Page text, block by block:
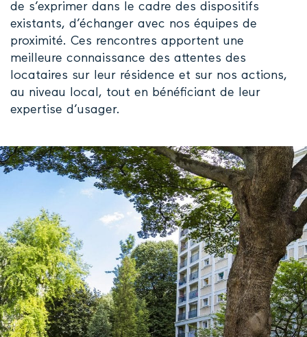
de s’exprimer dans le cadre des dispositifs
existants, d’échanger avec nos équipes de
proximité. Ces rencontres apportent une
meilleure connaissance des attentes des
locataires sur leur résidence et sur nos actions,
au niveau local, tout en bénéficiant de leur
expertise d’usager.